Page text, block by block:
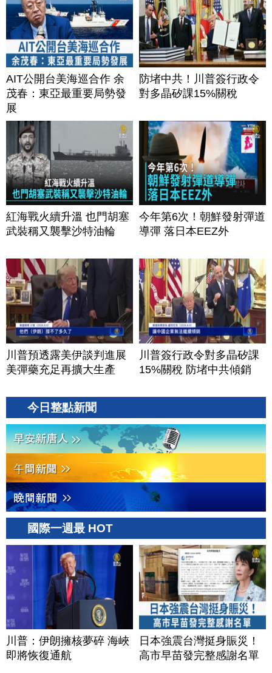
AIT公開台美海巡合作 余
茂春：東亞最重要局勢發
展
防堵中共！川普簽行政令
對多晶矽課15%關稅
紅海戰火續升溫 也門胡塞
武裝稱又襲擊沙特油輪
今年第6次！朝鮮發射彈道
導彈 落日本EEZ外
川普預透露美伊談判進展
美彈藥充足再擴大生產
川普簽行政令對多晶矽課
15%關稅 防堵中共傾銷
今日整點新聞
國際一週最 HOT
川普：伊朗擁核夢碎 海峽
即將恢復通航
日本強震台灣挺身賑災！
高市早苗發完整感謝名單